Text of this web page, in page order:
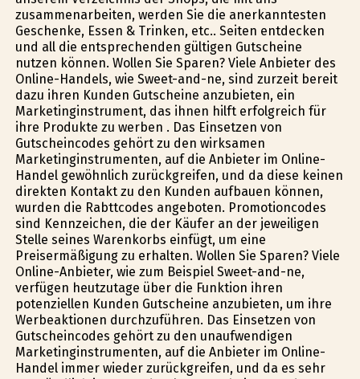
zusammenarbeiten, werden Sie die anerkanntesten
Geschenke, Essen & Trinken, etc.. Seiten entdecken
und all die entsprechenden gültigen Gutscheine
nutzen können. Wollen Sie Sparen? Viele Anbieter des
Online-Handels, wie Sweet-and-fine, sind zurzeit bereit
dazu ihren Kunden Gutscheine anzubieten, ein
Marketinginstrument, das ihnen hilft erfolgreich für
ihre Produkte zu werben . Das Einsetzen von
Gutscheincodes gehört zu den wirksamen
Marketinginstrumenten, auf die Anbieter im Online-
Handel gewöhnlich zurückgreifen, und da diese keinen
direkten Kontakt zu den Kunden aufbauen können,
wurden die Rabttcodes angeboten. Promotioncodes
sind Kennzeichen, die der Käufer an der jeweiligen
Stelle seines Warenkorbs einfügt, um eine
Preisermäßigung zu erhalten. Wollen Sie Sparen? Viele
Online-Anbieter, wie zum Beispiel Sweet-and-fine,
verfügen heutzutage über die Funktion ihren
potenziellen Kunden Gutscheine anzubieten, um ihre
Werbeaktionen durchzuführen. Das Einsetzen von
Gutscheincodes gehört zu den unaufwendigen
Marketinginstrumenten, auf die Anbieter im Online-
Handel immer wieder zurückgreifen, und da es sehr